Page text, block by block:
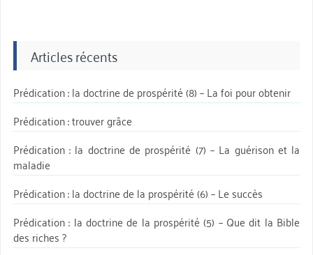
Articles récents
Prédication : la doctrine de prospérité (8) – La foi pour obtenir
Prédication : trouver grâce
Prédication : la doctrine de prospérité (7) – La guérison et la
maladie
Prédication : la doctrine de la prospérité (6) – Le succès
Prédication : la doctrine de la prospérité (5) – Que dit la Bible
des riches ?